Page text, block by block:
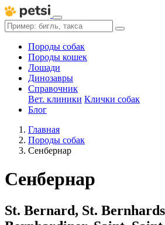
Породы собак
Породы кошек
Лошади
Динозавры
Справочник
Вет. клиники Клички собак
Блог
Главная
Породы собак
Сенбернар
Сенбернар
St. Bernard, St.